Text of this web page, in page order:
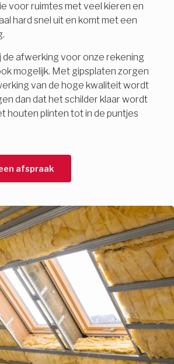
voor ruimtes met veel kieren en
hard snel uit en komt met een
de afwerking voor onze rekening
mogelijk. Met gipsplaten zorgen
van de hoge kwaliteit wordt
dan dat het schilder klaar wordt
houten plinten tot in de puntjes
afspraak